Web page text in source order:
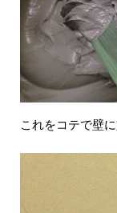
これをコテで壁